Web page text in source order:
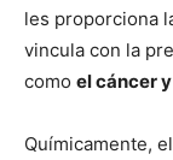
les proporciona
vincula con la
como el cáncer
Químicamente,